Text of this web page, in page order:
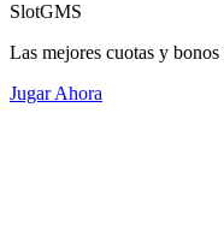
SlotGMS
Las mejores cuotas y
Jugar Ahora